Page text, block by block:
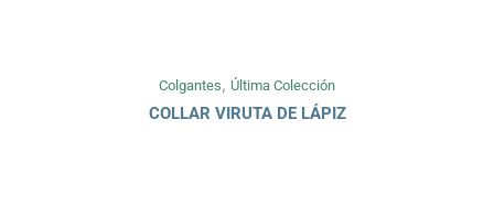
Colgantes, Última Colección
COLLAR VIRUTA DE LÁPIZ